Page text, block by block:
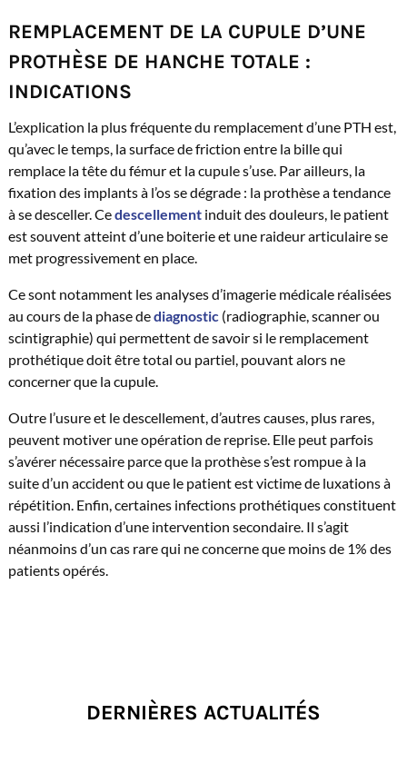
REMPLACEMENT DE LA CUPULE D’UNE
PROTHÈSE DE HANCHE TOTALE :
INDICATIONS
L’explication la plus fréquente du remplacement d’une PTH est,
qu’avec le temps, la surface de friction entre la bille qui
remplace la tête du fémur et la cupule s’use. Par ailleurs, la
fixation des implants à l’os se dégrade : la prothèse a tendance
à se desceller. Cedescellementinduit des douleurs, le patient
est souvent atteint d’une boiterie et une raideur articulaire se
met progressivement en place.
Ce sont notamment les analyses d’imagerie médicale réalisées
au cours de la phase dediagnostic (radiographie, scanner ou
scintigraphie) qui permettent de savoir si le remplacement
prothétique doit être total ou partiel, pouvant alors ne
concerner que la cupule.
Outre l’usure et le descellement, d’autres causes, plus rares,
peuvent motiver une opération de reprise. Elle peut parfois
s’avérer nécessaire parce que la prothèse s’est rompue à la
suite d’un accident ou que le patient est victime de luxations à
répétition. Enfin, certaines infections prothétiques constituent
aussi l’indication d’une intervention secondaire. Il s’agit
néanmoins d’un cas rare qui ne concerne que moins de 1% des
patients opérés.
DERNIÈRES ACTUALITÉS